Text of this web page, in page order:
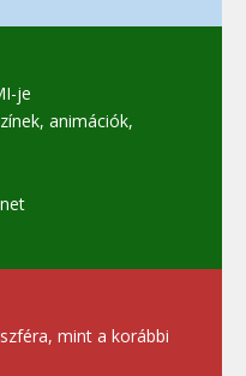
je
animációk,
mint a korábbi